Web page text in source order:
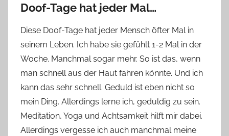
Doof-Tage hat jeder Mal…
Diese Doof-Tage hat jeder Mensch öfter Mal in
seinem Leben. Ich habe sie gefühlt 1-2 Mal in der
Woche. Manchmal sogar mehr. So ist das, wenn
man schnell aus der Haut fahren könnte. Und ich
kann das sehr schnell. Geduld ist eben nicht so
mein Ding. Allerdings lerne ich, geduldig zu sein.
Meditation, Yoga und Achtsamkeit hilft mir dabei.
Allerdings vergesse ich auch manchmal meine